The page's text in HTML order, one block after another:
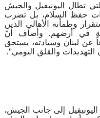
تطال اليونيفيل والجيش
حفظ السلام، بل تضرب
وطمأنة الأهالي الذين
في أرضهم. وأضاف أنّ
عن لبنان وسيادته، يستحق
والقلق اليومي".
إلى جانب الجيش،